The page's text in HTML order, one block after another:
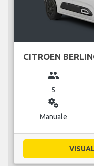
CITROEN
group
5
miscellaneous_services
Manuale